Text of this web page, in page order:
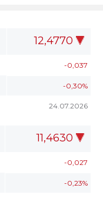
12,4770
-0,037
-0,30%
24.07.2026
11,4630
-0,027
-0,23%